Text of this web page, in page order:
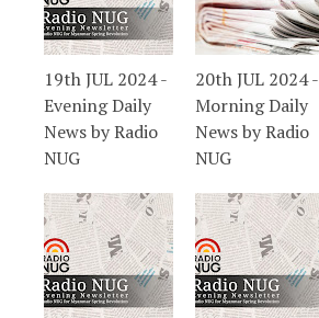
19th JUL 2024 -
Evening Daily
News by Radio
NUG
20th JUL 2024 -
Morning Daily
News by Radio
NUG